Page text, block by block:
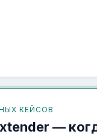
КЕЙСОВ
—